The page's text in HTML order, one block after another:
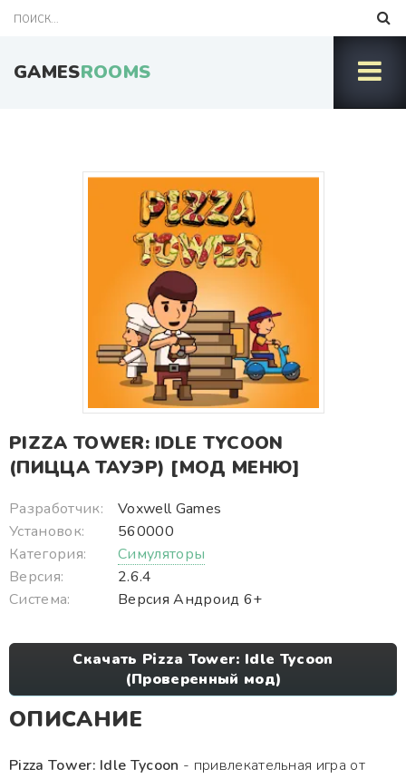
GAMESROOMS
PIZZA TOWER: IDLE TYCOON
(ПИЦЦА ТАУЭР) [МОД МЕНЮ]
Разработчик:
Voxwell Games
Установок:
560000
Категория:
Симуляторы
Версия:
2.6.4
Система:
Версия Андроид 6+
Скачать Pizza Tower: Idle Tycoon
(Проверенный мод)
ОПИСАНИЕ
Pizza Tower: Idle Tycoon - привлекательная игра от